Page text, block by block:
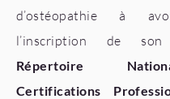
d’ostéopathie à
l’inscription de
Répertoire
Certifications